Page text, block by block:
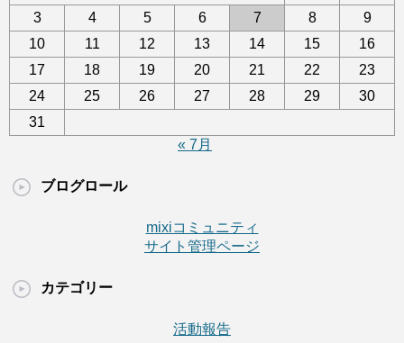
3
4 5 6 7 8
9
10
11 12 13 14 15
16
17
18 19 20 21 22
23
24
25 26 27 28 29
30
31
« 7月
ブログロール
mixiコミュニティ
サイト管理ページ
カテゴリー
活動報告